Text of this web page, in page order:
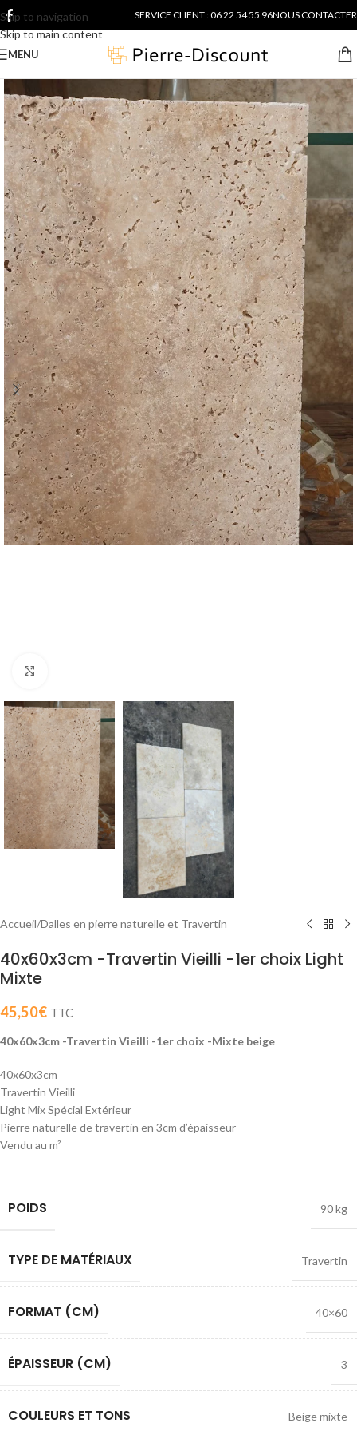
Skip to navigation
Skip to main content
SERVICE CLIENT : 06 22 54 55 96NOUS CONTACTER
MENU
Accueil/Dalles en pierre naturelle et Travertin
40x60x3cm -Travertin Vieilli -1er choix Light
Mixte
45,50€ TTC
40x60x3cm -Travertin Vieilli -1er choix -Mixte beige
40x60x3cm
Travertin Vieilli
Light Mix Spécial Extérieur
Pierre naturelle de travertin en 3cm d’épaisseur
Vendu au m²
POIDS 90 kg
TYPE DE MATÉRIAUX Travertin
FORMAT (CM) 40×60
ÉPAISSEUR (CM) 3
COULEURS ET TONS Beige mixte